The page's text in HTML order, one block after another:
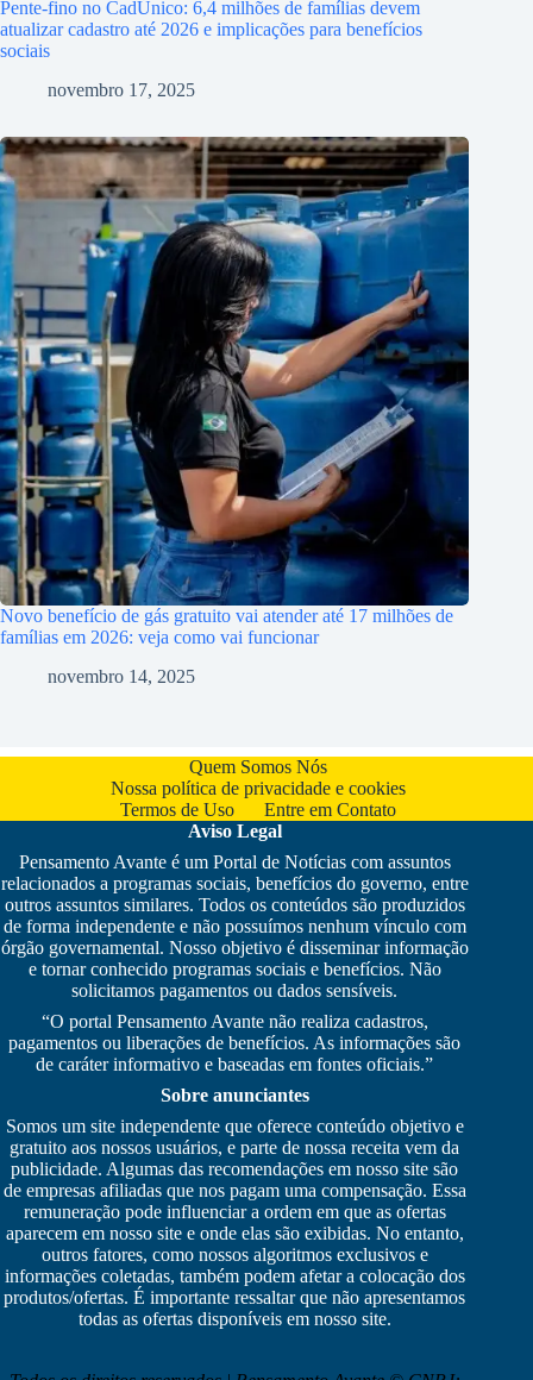
Pente-fino no CadÚnico: 6,4 milhões de famílias devem
atualizar cadastro até 2026 e implicações para benefícios
sociais
novembro 17, 2025
Novo benefício de gás gratuito vai atender até 17 milhões de
famílias em 2026: veja como vai funcionar
novembro 14, 2025
Quem Somos Nós
Nossa política de privacidade e cookies
Termos de Uso
Entre em Contato
Aviso Legal
Pensamento Avante é um Portal de Notícias com assuntos
relacionados a programas sociais, benefícios do governo, entre
outros assuntos similares. Todos os conteúdos são produzidos
de forma independente e não possuímos nenhum vínculo com
órgão governamental. Nosso objetivo é disseminar informação
e tornar conhecido programas sociais e benefícios. Não
solicitamos pagamentos ou dados sensíveis.
“O portal Pensamento Avante não realiza cadastros,
pagamentos ou liberações de benefícios. As informações são
de caráter informativo e baseadas em fontes oficiais.”
Sobre anunciantes
Somos um site independente que oferece conteúdo objetivo e
gratuito aos nossos usuários, e parte de nossa receita vem da
publicidade. Algumas das recomendações em nosso site são
de empresas afiliadas que nos pagam uma compensação. Essa
remuneração pode influenciar a ordem em que as ofertas
aparecem em nosso site e onde elas são exibidas. No entanto,
outros fatores, como nossos algoritmos exclusivos e
informações coletadas, também podem afetar a colocação dos
produtos/ofertas. É importante ressaltar que não apresentamos
todas as ofertas disponíveis em nosso site.